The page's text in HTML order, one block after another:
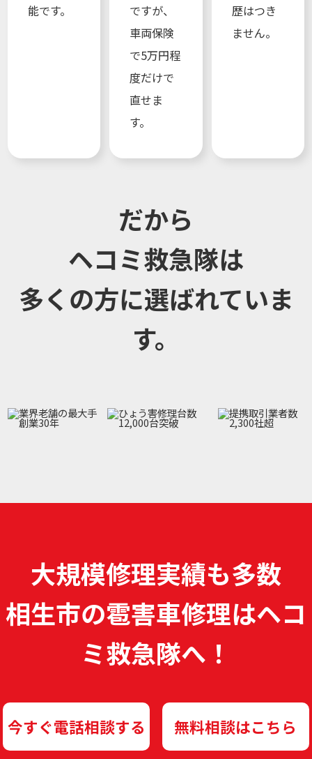
能です。
ですが、
車両保険
で5万円程
度だけで
直せま
す。
歴はつき
ません。
だから
ヘコミ救急隊は
多くの方に選ばれていま
す。
大規模修理実績も多数
相生市の雹害車修理はヘコ
ミ救急隊へ！
今すぐ電話相談する 無料相談はこちら